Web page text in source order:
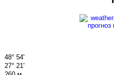
48° 54'
27° 21'